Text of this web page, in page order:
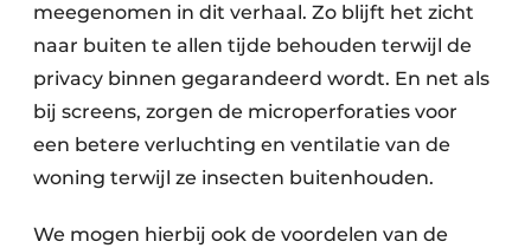
meegenomen in dit verhaal. Zo blijft het zicht
naar buiten te allen tijde behouden terwijl de
privacy binnen gegarandeerd wordt. En net als
bij screens, zorgen de microperforaties voor
een betere verluchting en ventilatie van de
woning terwijl ze insecten buitenhouden.
We mogen hierbij ook de voordelen van de